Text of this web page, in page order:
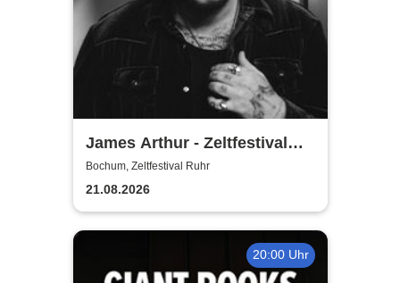
James Arthur - Zeltfestival
Ruhr
Bochum, Zeltfestival Ruhr
21.08.2026
20:00 Uhr